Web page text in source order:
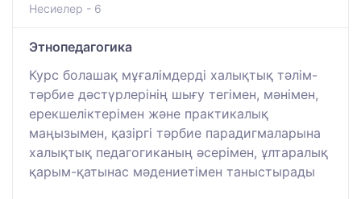
Несиелер - 6
Этнопедагогика
Курс болашақ мұғалімдерді халықтық тәлім-
тәрбие дәстүрлерінің шығу тегімен, мәнімен,
ерекшеліктерімен және практикалық
маңызымен, қазіргі тәрбие парадигмаларына
халықтық педагогиканың әсерімен, ұлтаралық
қарым-қатынас мәдениетімен таныстырады